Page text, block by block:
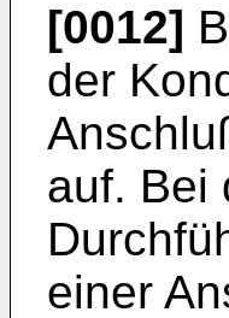
[0012]
der
auf. Bei
einer